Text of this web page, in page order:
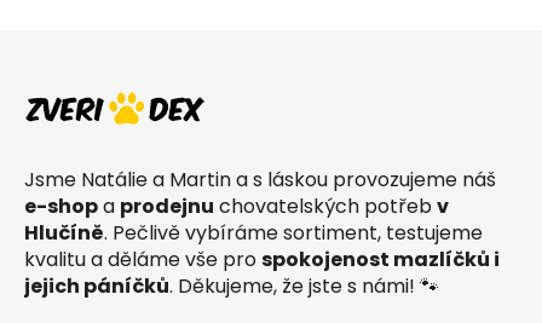
í
p
r
v
k
y
Jsme Natálie a Martin a s láskou provozujeme náš
e-shopa prodejnu chovatelských potřebv
Hlučíně. Pečlivě vybíráme sortiment, testujeme
kvalitu a děláme vše prospokojenost mazlíčků i
jejich páníčků. Děkujeme, že jste s námi! 🐾